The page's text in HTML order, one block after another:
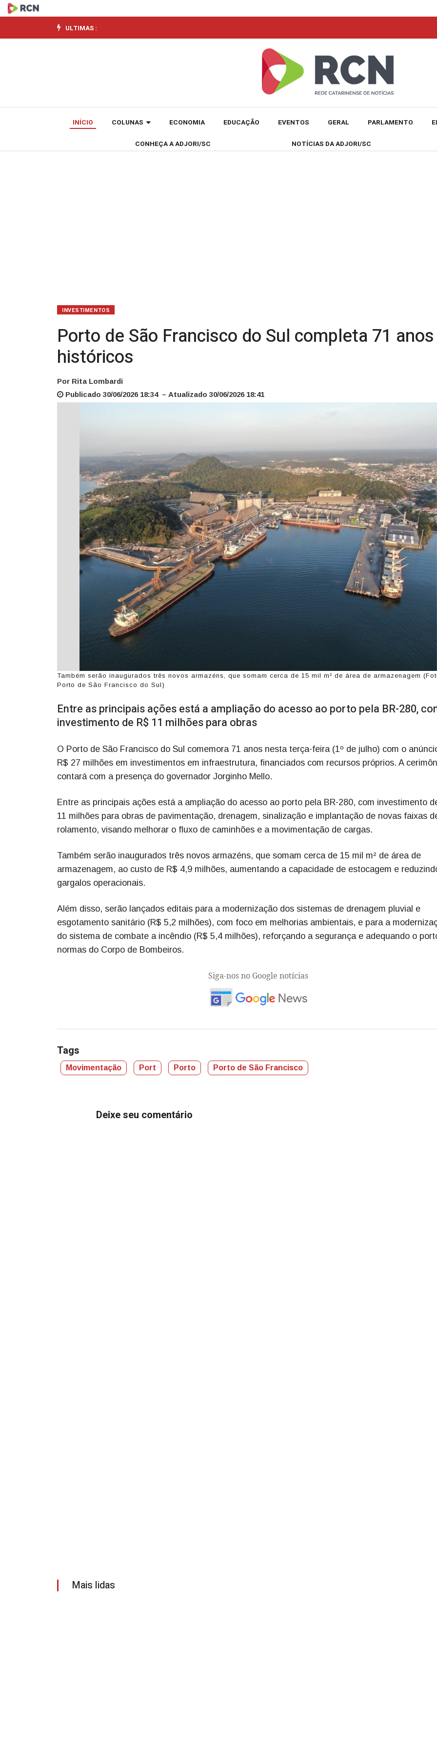
Porto
de
Sul
completa
ULTIMAS :
INÍCIO COLUNAS ECONOMIA EDUCAÇÃO EVENTOS GERAL PARLAMENTO
CONHEÇA A ADJORI/SC NOTÍCIAS DA ADJORI/SC
INVESTIMENTOS
Porto de São Francisco do Sul completa 71
históricos
Por Rita Lombardi
Publicado 30/06/2026 18:34 – Atualizado 30/06/2026 18:41
Também serão inaugurados três novos armazéns, que somam cerca de 15 mil m² de área de armazenagem
Porto de São Francisco do Sul)
Entre as principais ações está a ampliação do acesso ao porto pela BR-280,
investimento de R$ 11 milhões para obras
O Porto de São Francisco do Sul comemora 71 anos nesta terça-feira (1º de julho) com o
R$ 27 milhões em investimentos em infraestrutura, financiados com recursos próprios. A
contará com a presença do governador Jorginho Mello.
Entre as principais ações está a ampliação do acesso ao porto pela BR-280, com investimento
11 milhões para obras de pavimentação, drenagem, sinalização e implantação de novas faixas
rolamento, visando melhorar o fluxo de caminhões e a movimentação de cargas.
Também serão inaugurados três novos armazéns, que somam cerca de 15 mil m² de área de
armazenagem, ao custo de R$ 4,9 milhões, aumentando a capacidade de estocagem e
gargalos operacionais.
Além disso, serão lançados editais para a modernização dos sistemas de drenagem pluvial e
esgotamento sanitário (R$ 5,2 milhões), com foco em melhorias ambientais, e para a
do sistema de combate a incêndio (R$ 5,4 milhões), reforçando a segurança e adequando o
normas do Corpo de Bombeiros.
Siga-nos no Google notícias
Tags
Movimentação Port Porto Porto de São Francisco
Deixe seu comentário
Mais lidas